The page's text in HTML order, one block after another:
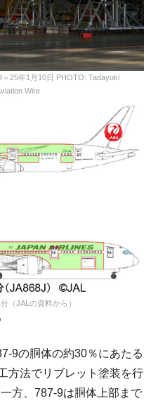
25年1月10日 PHOTO: Tadayuki
Wire
（JALの資料から）
9の胴体の約30％にあたる
方法でリブレット塗装を行
方、787-9は胴体上部まで